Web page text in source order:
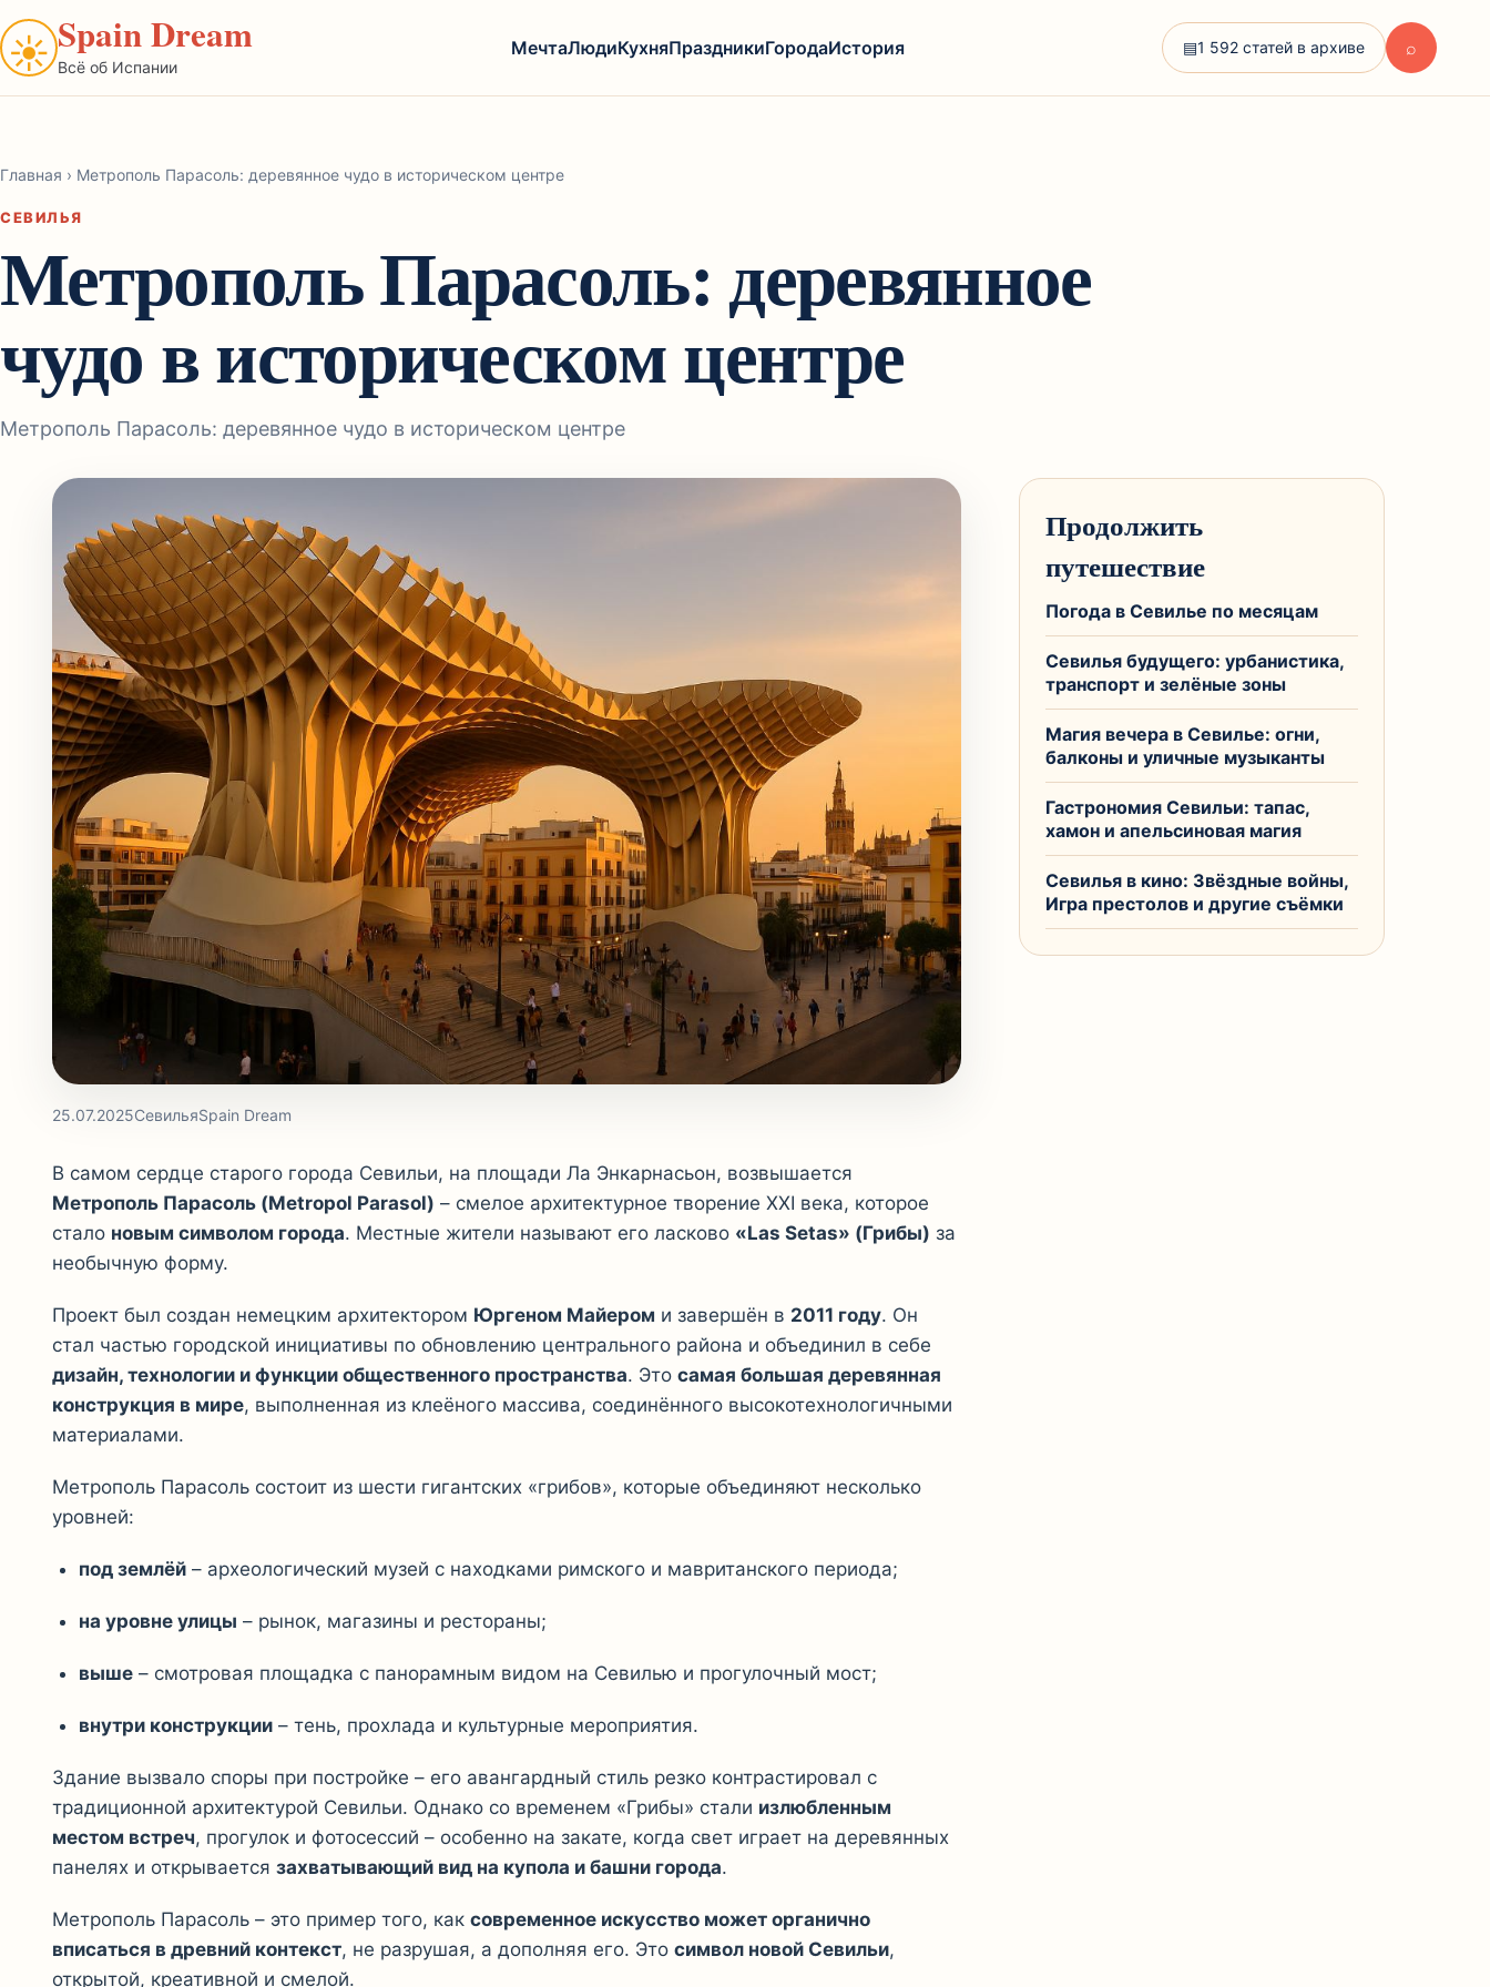
☀Spain Dream
Всё об Испании
МечтаЛюдиКухняПраздникиГородаИстория ▤1 592 статей в архиве ⌕
Главная › Метрополь Парасоль: деревянное чудо в историческом центре
СЕВИЛЬЯ
Метрополь Парасоль: деревянное
чудо в историческом центре
Метрополь Парасоль: деревянное чудо в историческом центре
25.07.2025СевильяSpain Dream
В самом сердце старого города Севильи, на площади Ла Энкарнасьон, возвышается
Метрополь Парасоль (Metropol Parasol) – смелое архитектурное творение XXI века, которое
стало новым символом города. Местные жители называют его ласково «Las Setas» (Грибы) за
необычную форму.
Проект был создан немецким архитектором Юргеном Майером и завершён в 2011 году. Он
стал частью городской инициативы по обновлению центрального района и объединил в себе
дизайн, технологии и функции общественного пространства. Это самая большая деревянная
конструкция в мире, выполненная из клеёного массива, соединённого высокотехнологичными
материалами.
Метрополь Парасоль состоит из шести гигантских «грибов», которые объединяют несколько
уровней:
под землёй – археологический музей с находками римского и мавританского периода;
на уровне улицы – рынок, магазины и рестораны;
выше – смотровая площадка с панорамным видом на Севилью и прогулочный мост;
внутри конструкции – тень, прохлада и культурные мероприятия.
Здание вызвало споры при постройке – его авангардный стиль резко контрастировал с
традиционной архитектурой Севильи. Однако со временем «Грибы» стали излюбленным
местом встреч, прогулок и фотосессий – особенно на закате, когда свет играет на деревянных
панелях и открывается захватывающий вид на купола и башни города.
Метрополь Парасоль – это пример того, как современное искусство может органично
вписаться в древний контекст, не разрушая, а дополняя его. Это символ новой Севильи,
открытой, креативной и смелой.
Продолжить
путешествие
Погода в Севилье по месяцам
Севилья будущего: урбанистика,
транспорт и зелёные зоны
Магия вечера в Севилье: огни,
балконы и уличные музыканты
Гастрономия Севильи: тапас,
хамон и апельсиновая магия
Севилья в кино: Звёздные войны,
Игра престолов и другие съёмки